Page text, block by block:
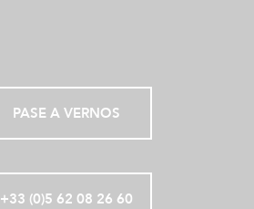
PASE A VERNOS
+33 (0)5 62 08 26 60